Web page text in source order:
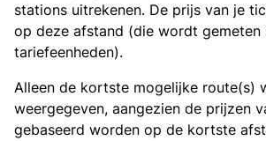
stations uitrekenen. De prijs van je
op deze afstand (die wordt gemeten
tariefeenheden).
Alleen de kortste mogelijke route(s)
weergegeven, aangezien de prijzen
gebaseerd worden op de kortste